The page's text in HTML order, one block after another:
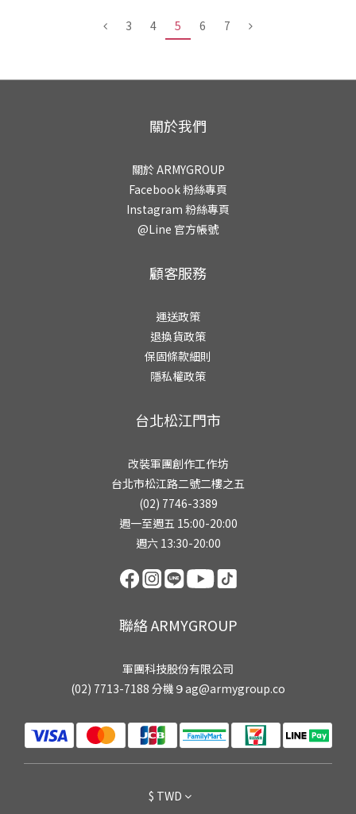
3 4 5 6 7
關於我們
關於 ARMYGROUP
Facebook 粉絲專頁
Instagram 粉絲專頁
@Line 官方帳號
顧客服務
運送政策
退換貨政策
保固條款細則
隱私權政策
台北松江門市
改裝軍團創作工作坊
台北市松江路二號二樓之五
(02) 7746-3389
週一至週五 15:00-20:00
週六 13:30-20:00
聯絡 ARMYGROUP
軍團科技股份有限公司
(02) 7713-7188 分機９ag@armygroup.co
$ TWD